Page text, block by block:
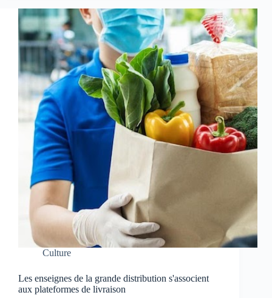
Culture
Les enseignes de la grande distribution s'associent
aux plateformes de livraison